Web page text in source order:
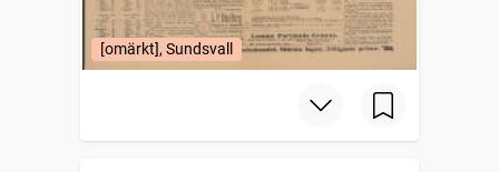
[omärkt], Sundsvall